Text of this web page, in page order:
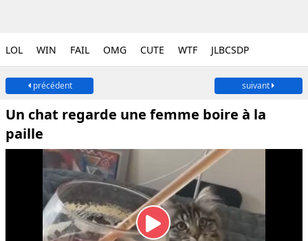
LOL WIN FAIL OMG CUTE WTF JLBCSDP
précédent suivant
Un chat regarde une femme boire à la
paille